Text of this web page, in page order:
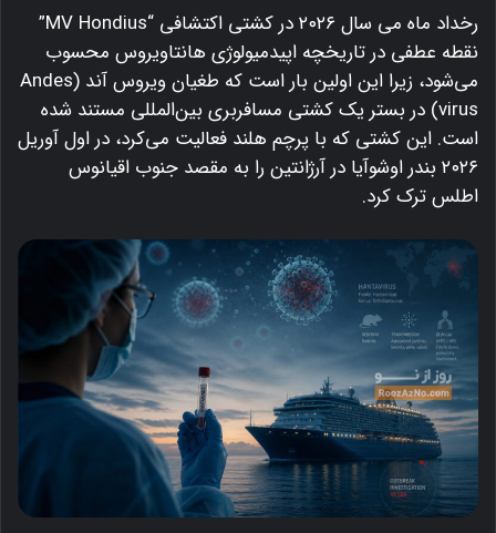
رخداد ماه می سال ۲۰۲۶ در کشتی اکتشافی “MV Hondius”
نقطه عطفی در تاریخچه اپیدمیولوژی هانتاویروس محسوب
می‌شود، زیرا این اولین بار است که طغیان ویروس آند (Andes
virus) در بستر یک کشتی مسافربری بین‌المللی مستند شده
است. این کشتی که با پرچم هلند فعالیت می‌کرد، در اول آوریل
۲۰۲۶ بندر اوشوآیا در آرژانتین را به مقصد جنوب اقیانوس
اطلس ترک کرد.